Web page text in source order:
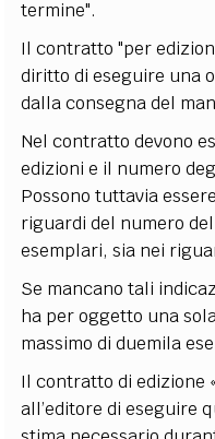
termine".
Il contratto "per
diritto di eseguire una
dalla consegna del
Nel contratto devono
edizioni e il numero
Possono tuttavia
riguardi del numero
esemplari, sia nei
Se mancano tali
ha per oggetto una
massimo di duemila
Il contratto di edizione
all’editore di eseguire